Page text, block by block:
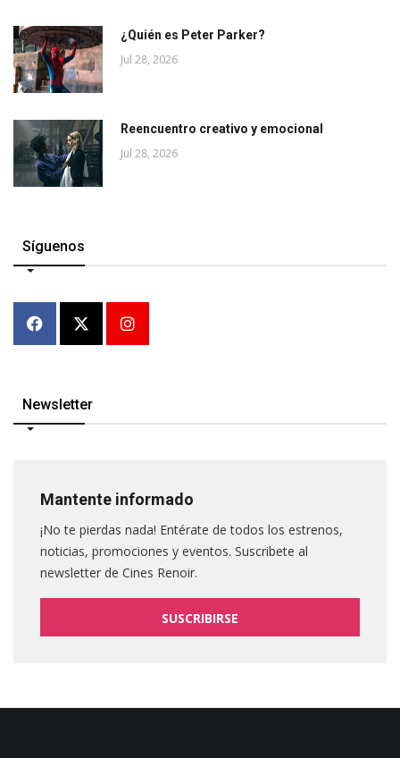
¿Quién es Peter Parker?
Jul 28, 2026
Reencuentro creativo y emocional
Jul 28, 2026
Síguenos
Newsletter
Mantente informado
¡No te pierdas nada! Entérate de todos los estrenos,
noticias, promociones y eventos. Suscribete al
newsletter de Cines Renoir.
SUSCRIBIRSE